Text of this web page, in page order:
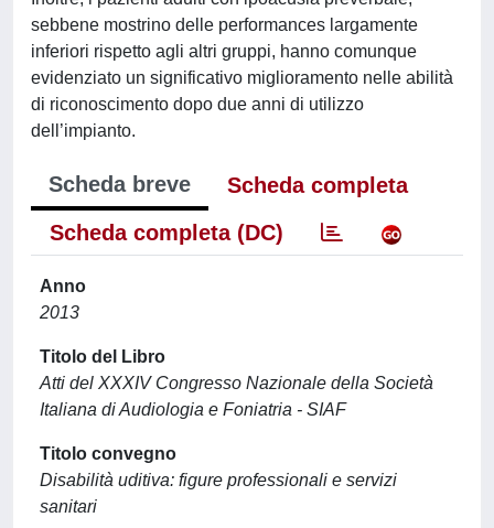
sebbene mostrino delle performances largamente
inferiori rispetto agli altri gruppi, hanno comunque
evidenziato un significativo miglioramento nelle abilità
di riconoscimento dopo due anni di utilizzo
dell’impianto.
Scheda breve
Scheda completa
Scheda completa (DC)
Anno
2013
Titolo del Libro
Atti del XXXIV Congresso Nazionale della Società
Italiana di Audiologia e Foniatria - SIAF
Titolo convegno
Disabilità uditiva: figure professionali e servizi
sanitari